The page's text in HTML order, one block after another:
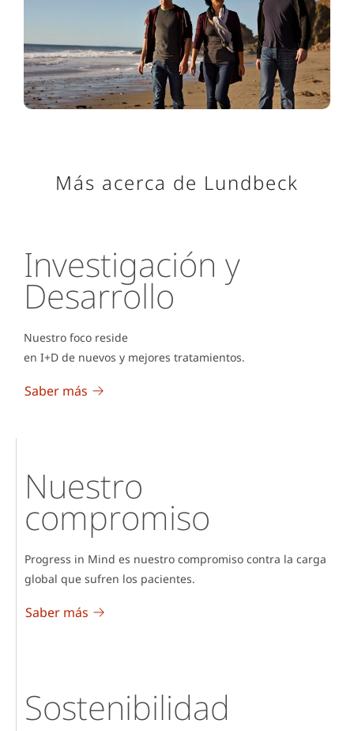
Más acerca de Lundbeck
Investigación y
Desarrollo
Nuestro foco reside
en I+D de nuevos y mejores tratamientos.
Saber más
Nuestro
compromiso
Progress in Mind es nuestro compromiso contra la carga
global que sufren los pacientes.
Saber más
Sostenibilidad